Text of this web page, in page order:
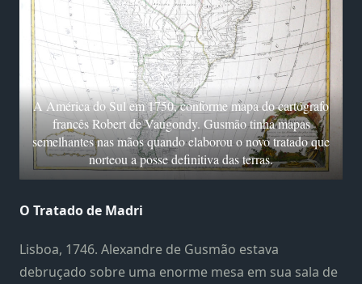
A América do Sul em 1750, conforme mapa do cartógrafo
francês Robert de Vaugondy. Gusmão tinha mapas
semelhantes nas mãos quando elaborou o novo tratado que
norteou a posse definitiva das terras.
O Tratado de Madri
Lisboa, 1746. Alexandre de Gusmão estava
debruçado sobre uma enorme mesa em sua sala de